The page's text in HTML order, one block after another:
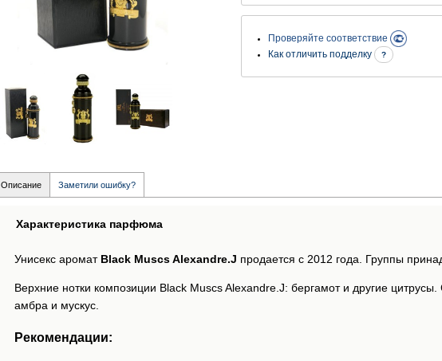
Проверяйте соответствие
Как отличить подделку
?
Описание Заметили ошибку?
Характеристика парфюма
Унисекс аромат Black Muscs Alexandre.J продается с 2012 года. Группы
Верхние нотки композиции Black Muscs Alexandre.J: бергамот и другие
амбра и мускус.
Рекомендации: